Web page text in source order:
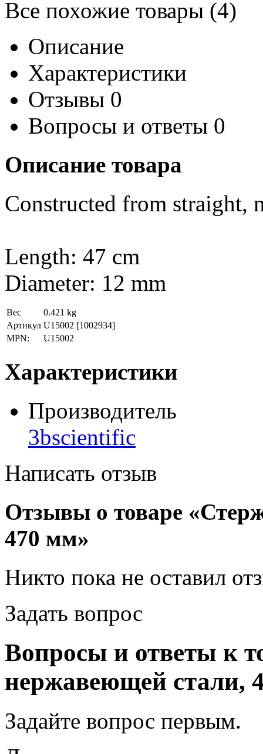
Все похожие товары (4)
Описание
Характеристики
Отзывы 0
Вопросы и ответы 0
Описание товара
Constructed from straight,
Length: 47 cm
Diameter: 12 mm
Вес
0.421 kg
Артикул U15002 [1002934]
MPN:
U15002
Характеристики
Производитель
3bscientific
Написать отзыв
Отзывы о товаре
470 мм»
Никто пока не оставил
Задать вопрос
Вопросы и ответы к
нержавеющей стали,
Задайте вопрос первым.